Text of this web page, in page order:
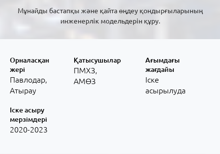
Мұнайды бастапқы және қайта өңдеу қондырғыларының
инженерлік модельдерін құру.
Орналасқан
жері
Павлодар,
Атырау
Іске асыру
мерзімдері
2020-2023
Қатысушылар
ПМХЗ,
АМӨЗ
Ағымдағы
жағдайы
Іске
асырылуда